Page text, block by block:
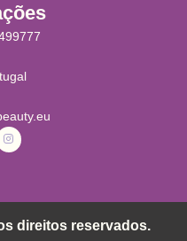
direitos reservados.